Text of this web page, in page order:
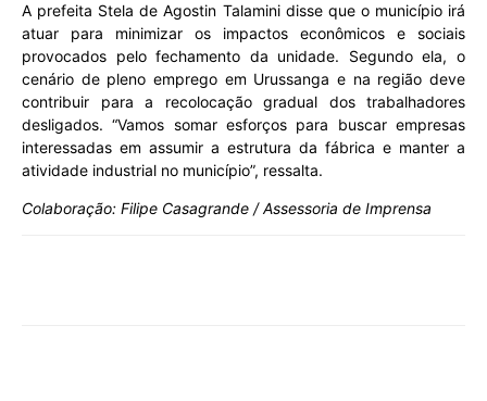
A prefeita Stela de Agostin Talamini disse que o município irá
atuar para minimizar os impactos econômicos e sociais
provocados pelo fechamento da unidade. Segundo ela, o
cenário de pleno emprego em Urussanga e na região deve
contribuir para a recolocação gradual dos trabalhadores
desligados. “Vamos somar esforços para buscar empresas
interessadas em assumir a estrutura da fábrica e manter a
atividade industrial no município”, ressalta.
Colaboração: Filipe Casagrande / Assessoria de Imprensa